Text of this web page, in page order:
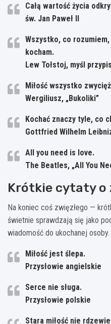
Całą wartość życia
św. Jan Paweł II
Wszystko, co
kocham.
Lew Tołstoj, myśl
Miłość wszystko
Wergiliusz, „Bukoliki”
Kochać znaczy tyle, co
Gottfried Wilhelm
All you need is love.
The Beatles, „All You
Krótkie cytaty o
Na koniec coś zwięzłego —
świetnie sprawdzają się jako
wiadomość do ukochanej osoby.
Miłość jest ślepa.
Przysłowie angielskie
Serce nie sługa.
Przysłowie polskie
Stara miłość nie